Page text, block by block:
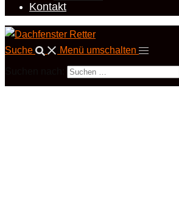
Kontakt
Suche Menü umschalten